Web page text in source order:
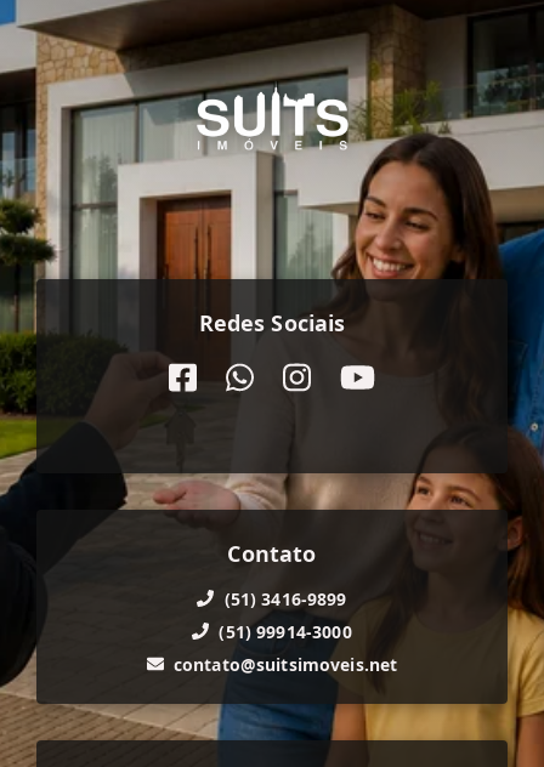
Redes Sociais
Contato
(51) 3416-9899
(51) 99914-3000
contato@suitsimoveis.net